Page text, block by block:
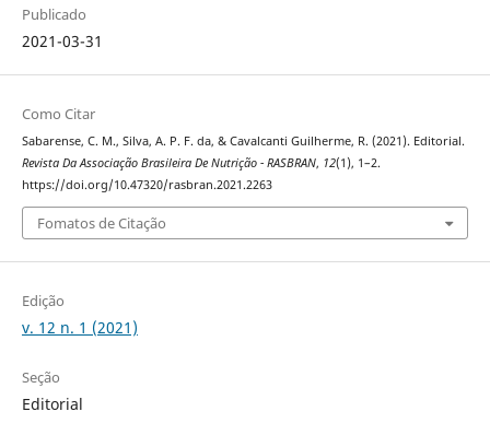
Publicado
2021-03-31
Como Citar
Sabarense, C. M., Silva, A. P. F. da, & Cavalcanti Guilherme, R. (2021). Editorial.
Revista Da Associação Brasileira De Nutrição - RASBRAN, 12(1), 1–2.
https://doi.org/10.47320/rasbran.2021.2263
Fomatos de Citação
Edição
v. 12 n. 1 (2021)
Seção
Editorial